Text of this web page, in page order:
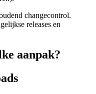
changecontrol.
releases en
aanpak?